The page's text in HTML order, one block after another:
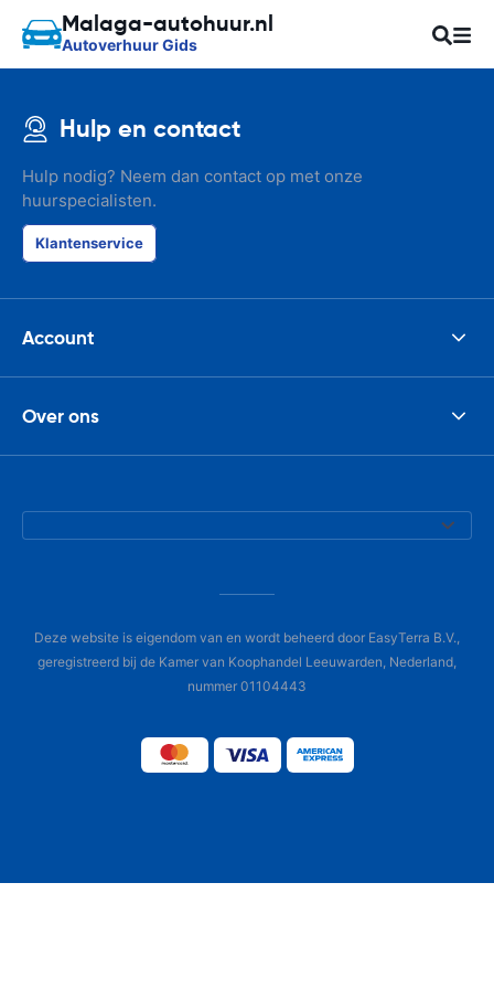
Malaga-autohuur.nl
Autoverhuur Gids
Hulp en contact
Hulp nodig? Neem dan contact op met onze
huurspecialisten.
Klantenservice
Account
Over ons
Deze website is eigendom van en wordt beheerd door EasyTerra B.V.,
geregistreerd bij de Kamer van Koophandel Leeuwarden, Nederland,
nummer 01104443